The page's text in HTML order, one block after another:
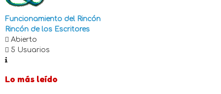
Funcionamiento del Rincón
Rincón de los Escritores
Abierto
5 Usuarios
Lo más leído